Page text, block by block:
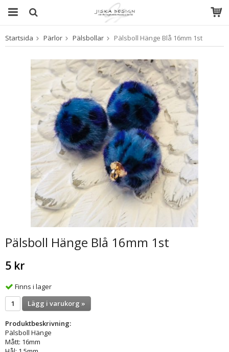
Produkten har blivit tillagd i varukorgen
Startsida Pärlor Pälsbollar Pälsboll Hänge Blå 16mm 1st
Pälsboll Hänge Blå 16mm 1st
5 kr
Finns i lager
Lägg i varukorg »
Produktbeskrivning:
Pälsboll Hänge
Mått: 16mm